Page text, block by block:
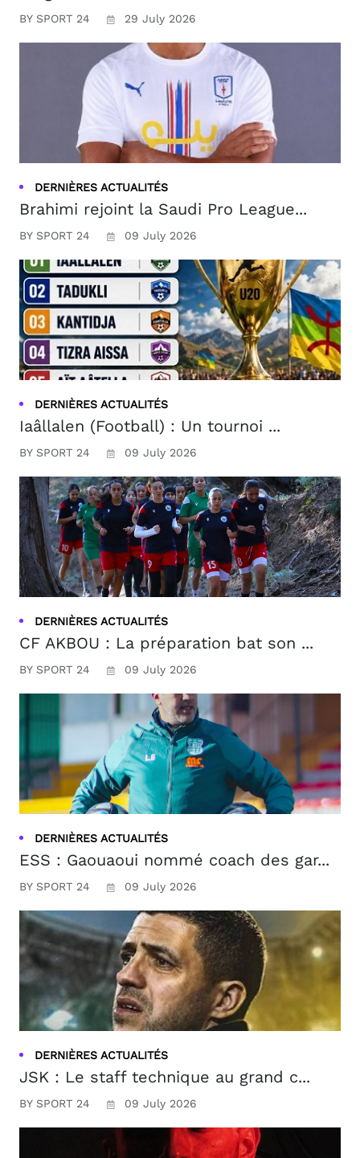
BY SPORT 24 29 July 2026
DERNIÈRES ACTUALITÉS
Brahimi rejoint la Saudi Pro League...
BY SPORT 24 09 July 2026
DERNIÈRES ACTUALITÉS
Iaâllalen (Football) : Un tournoi ...
BY SPORT 24 09 July 2026
DERNIÈRES ACTUALITÉS
CF AKBOU : La préparation bat son ...
BY SPORT 24 09 July 2026
DERNIÈRES ACTUALITÉS
ESS : Gaouaoui nommé coach des gar...
BY SPORT 24 09 July 2026
DERNIÈRES ACTUALITÉS
JSK : Le staff technique au grand c...
BY SPORT 24 09 July 2026